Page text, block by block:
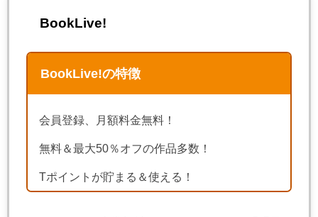
BookLive!
BookLive!の特徴
会員登録、月額料金無料！
無料＆最大50％オフの作品多数！
Tポイントが貯まる＆使える！